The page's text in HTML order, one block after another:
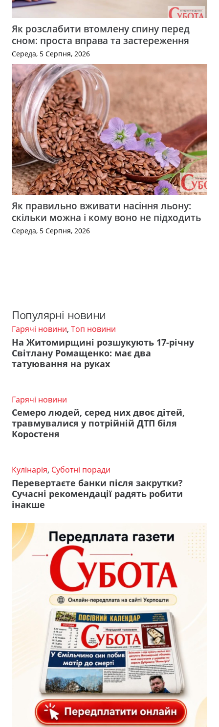
Як розслабити втомлену спину перед
сном: проста вправа та застереження
Середа, 5 Серпня, 2026
Як правильно вживати насіння льону:
скільки можна і кому воно не підходить
Середа, 5 Серпня, 2026
Популярні новини
Гарячі новини, Топ новини
На Житомирщині розшукують 17-річну
Світлану Ромащенко: має два
татуювання на руках
Гарячі новини
Семеро людей, серед них двоє дітей,
травмувалися у потрійній ДТП біля
Коростеня
Кулінарія, Суботні поради
Перевертаєте банки після закрутки?
Сучасні рекомендації радять робити
інакше